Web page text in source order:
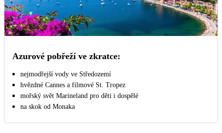
Azurové pobřeží ve zkratce:
nejmodřejší vody ve Středozemí
hvězdné Cannes a filmové St. Tropez
mořský svět Marineland pro děti i dospělé
na skok od Monaka